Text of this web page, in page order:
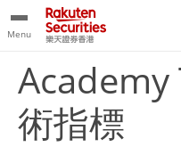
Menu
Academy
術指標